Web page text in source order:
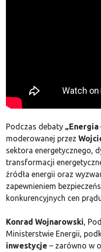
Podczas debaty
moderowanej przez
sektora energetycznego,
transformacji
źródła energii oraz
zapewnieniem
konkurencyjnych cen
Konrad Wojnarowski,
Ministerstwie Energii,
inwestycje – zarówno w